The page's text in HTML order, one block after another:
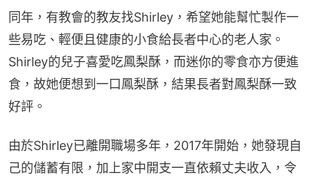
同年，有教會的教友找Shirley，希望她能幫忙製作一
些易吃、輕便且健康的小食給長者中心的老人家。
Shirley的兒子喜愛吃鳳梨酥，而迷你的零食亦方便進
食，故她便想到一口鳳梨酥，結果長者對鳳梨酥一致
好評。
由於Shirley已離開職場多年，2017年開始，她發現自
己的儲蓄有限，加上家中開支一直依賴丈夫收入，令